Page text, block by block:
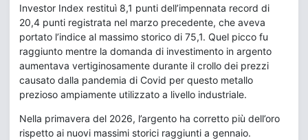
Investor Index restituì 8,1 punti dell’impennata record di
20,4 punti registrata nel marzo precedente, che aveva
portato l’indice al massimo storico di 75,1. Quel picco fu
raggiunto mentre la domanda di investimento in argento
aumentava vertiginosamente durante il crollo dei prezzi
causato dalla pandemia di Covid per questo metallo
prezioso ampiamente utilizzato a livello industriale.
Nella primavera del 2026, l’argento ha corretto più dell’oro
rispetto ai nuovi massimi storici raggiunti a gennaio.